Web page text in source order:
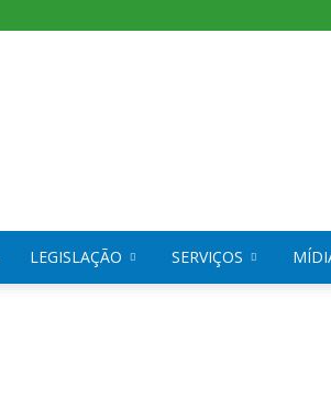
LEGISLAÇÃO SERVIÇOS